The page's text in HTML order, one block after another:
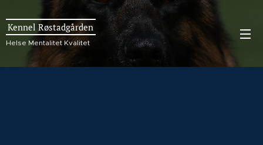
Kennel Røstadgården
Helse Mentalitet Kvalitet